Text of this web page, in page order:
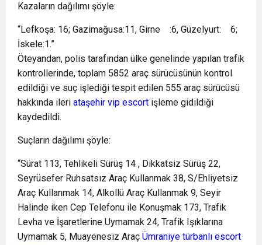
Kazaların dağılımı şöyle:
“Lefkoşa: 16; Gazimağusa:11, Girne :6, Güzelyurt: 6;
İskele:1.”
Öteyandan, polis tarafından ülke genelinde yapılan trafik
kontrollerinde, toplam 5852 araç sürücüsünün kontrol
edildiği ve suç işlediği tespit edilen 555 araç sürücüsü
hakkında ileri ataşehir vip escort işleme gidildiği
kaydedildi.
Suçların dağılımı şöyle:
“Sürat 113, Tehlikeli Sürüş 14 , Dikkatsiz Sürüş 22,
Seyrüsefer Ruhsatsız Araç Kullanmak 38, S/Ehliyetsiz
Araç Kullanmak 14, Alkollü Araç Kullanmak 9, Seyir
Halinde iken Cep Telefonu ile Konuşmak 173, Trafik
Levha ve İşaretlerine Uymamak 24, Trafik Işıklarına
Uymamak 5, Muayenesiz Araç Ümraniye türbanlı escort